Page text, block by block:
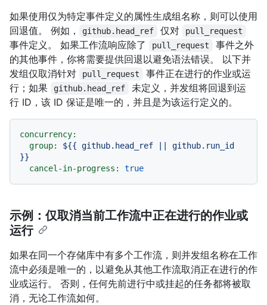
如果使用仅为特定事件定义的属性生成组名称，则可以使用
回退值。 例如，
github.head_ref 仅对 pull_request
事件定义。 如果工作流响应除了 pull_request
事件之外
的其他事件，你将需要提供回退以避免语法错误。 以下并
发组仅取消针对
pull_request
事件正在进行的作业或运
行；如果
github.head_ref
未定义，并发组将回退到运
行 ID，该 ID 保证是唯一的，并且是为该运行定义的。
concurrency:
group:
${{ github.head_ref
github.run_id
}}
cancel-in-progress:
true
示例：仅取消当前工作流中正在进行的作业或
运行
如果在同一个存储库中有多个工作流，则并发组名称在工作
流中必须是唯一的，以避免从其他工作流取消正在进行的作
业或运行。 否则，任何先前进行中或挂起的任务都将被取
消，无论工作流如何。